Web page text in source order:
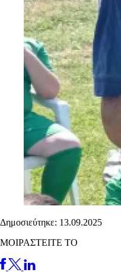
Δημοσιεύτηκε: 13.09.2025
ΜΟΙΡΑΣΤΕΙΤΕ ΤΟ